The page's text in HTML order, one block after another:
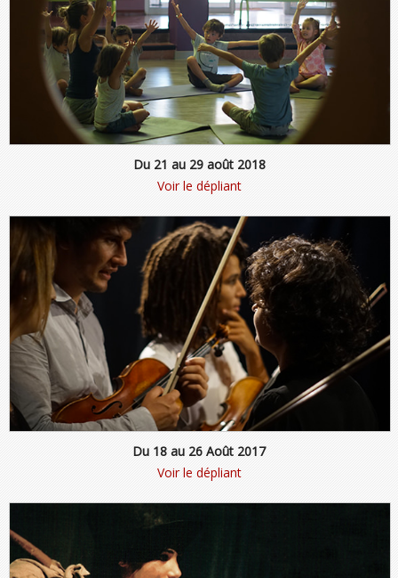
Du 21 au 29 août 2018
Voir le dépliant
Du 18 au 26 Août 2017
Voir le dépliant